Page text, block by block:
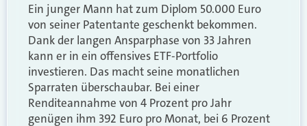
Ein junger Mann hat zum Diplom 50.000 Euro
von seiner Patentante geschenkt bekommen.
Dank der langen Ansparphase von 33 Jahren
kann er in ein offensives ETF-Portfolio
investieren. Das macht seine monatlichen
Sparraten überschaubar. Bei einer
Renditeannahme von 4 Prozent pro Jahr
genügen ihm 392 Euro pro Monat, bei 6 Prozent